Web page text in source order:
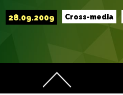
28.09.2009 Cross-media